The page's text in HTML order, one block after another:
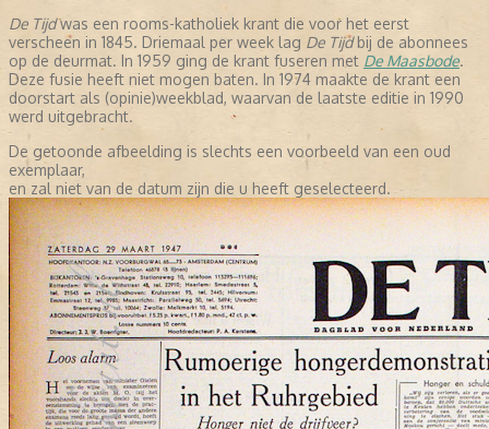
De Tijdwas een rooms-katholiek krant die voor het eerst
verscheen in 1845. Driemaal per week lag De Tijdbij de abonnees
op de deurmat. In 1959 ging de krant fuseren met De Maasbode.
Deze fusie heeft niet mogen baten. In 1974 maakte de krant een
doorstart als (opinie)weekblad, waarvan de laatste editie in 1990
werd uitgebracht.
De getoonde afbeelding is slechts een voorbeeld van een oud
exemplaar,
en zal niet van de datum zijn die u heeft geselecteerd.